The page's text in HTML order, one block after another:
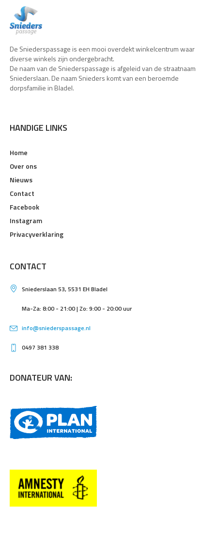
De Sniederspassage is een mooi overdekt winkelcentrum waar
diverse winkels zijn ondergebracht.
De naam van de Sniederspassage is afgeleid van de straatnaam
Sniederslaan. De naam Snieders komt van een beroemde
dorpsfamilie in Bladel.
HANDIGE LINKS
Home
Over ons
Nieuws
Contact
Facebook
Instagram
Privacyverklaring
CONTACT
Sniederslaan 53, 5531 EH Bladel
Ma-Za: 8:00 - 21:00 | Zo: 9:00 - 20:00 uur
info@sniederspassage.nl
0497 381 338
DONATEUR VAN: